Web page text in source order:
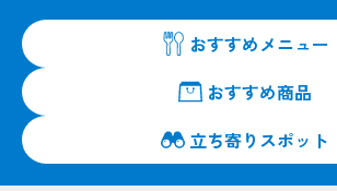
おすすめメニュー
おすすめ商品
立ち寄りスポット